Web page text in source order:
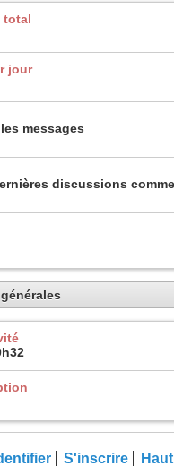
total
jour
messages
discussions
S'inscrire